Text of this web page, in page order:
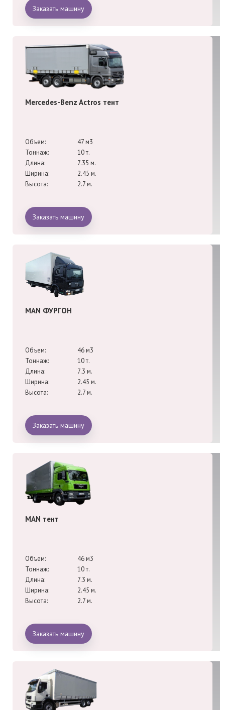
Заказать машину
Mercedes-Benz Actros тент
Объем:
47 м3
Тоннаж:
10 т.
Длина:
7.35 м.
Ширина:
2.45 м.
Высота:
2.7 м.
Заказать машину
MAN ФУРГОН
Объем:
46 м3
Тоннаж:
10 т.
Длина:
7.3 м.
Ширина:
2.45 м.
Высота:
2.7 м.
Заказать машину
MAN тент
Объем:
46 м3
Тоннаж:
10 т.
Длина:
7.3 м.
Ширина:
2.45 м.
Высота:
2.7 м.
Заказать машину